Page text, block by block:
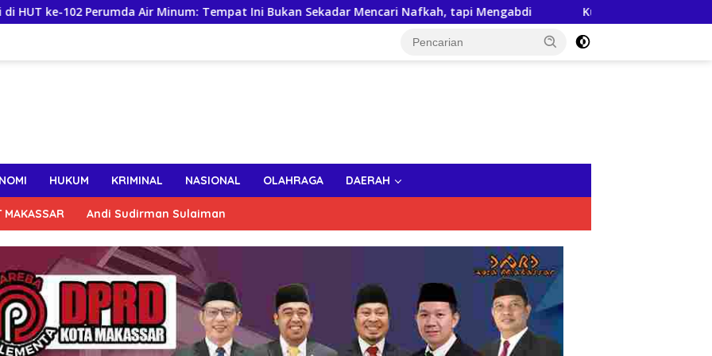
Air Minum: Tempat Ini Bukan Sekadar Mencari Nafkah, tapi Mengabdi Kuliah Umum di UNPRI Medan, Taruna
HUKUM KRIMINAL NASIONAL OLAHRAGA DAERAH
MAKASSAR Andi Sudirman Sulaiman